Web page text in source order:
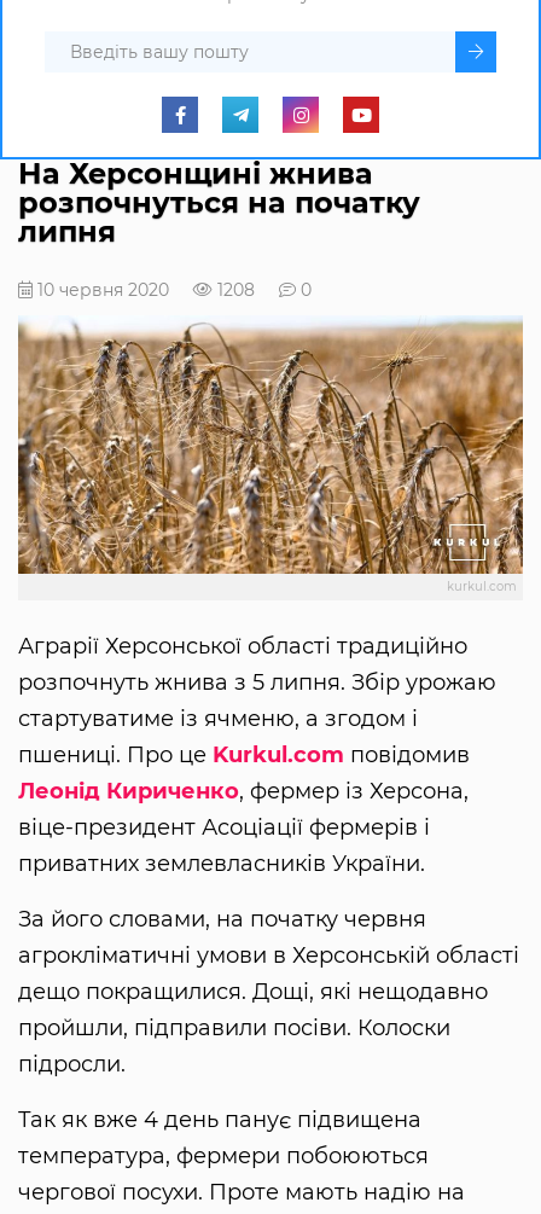
На Херсонщині жнива
розпочнуться на початку
липня
10 червня 2020 1208 0
kurkul.com
Аграрії Херсонської області традиційно
розпочнуть жнива з 5 липня. Збір урожаю
стартуватиме із ячменю, а згодом і
пшениці. Про це Kurkul.com повідомив
Леонід Кириченко, фермер із Херсона,
віце-президент Асоціації фермерів і
приватних землевласників України.
За його словами, на початку червня
агрокліматичні умови в Херсонській області
дещо покращилися. Дощі, які нещодавно
пройшли, підправили посіви. Колоски
підросли.
Так як вже 4 день панує підвищена
температура, фермери побоюються
чергової посухи. Проте мають надію на